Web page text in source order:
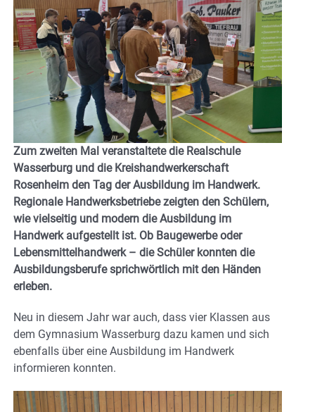
Zum zweiten Mal veranstaltete die Realschule
Wasserburg und die Kreishandwerkerschaft
Rosenheim den Tag der Ausbildung im Handwerk.
Regionale Handwerksbetriebe zeigten den Schülern,
wie vielseitig und modern die Ausbildung im
Handwerk aufgestellt ist. Ob Baugewerbe oder
Lebensmittelhandwerk – die Schüler konnten die
Ausbildungsberufe sprichwörtlich mit den Händen
erleben.
Neu in diesem Jahr war auch, dass vier Klassen aus
dem Gymnasium Wasserburg dazu kamen und sich
ebenfalls über eine Ausbildung im Handwerk
informieren konnten.